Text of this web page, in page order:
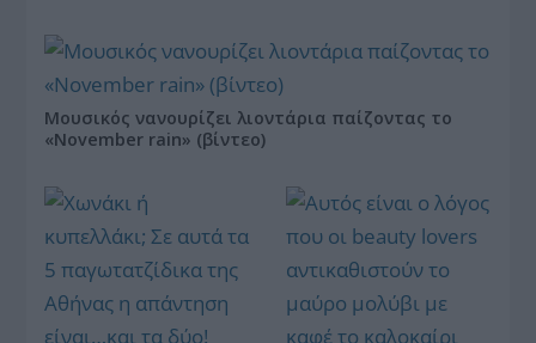
Μουσικός νανουρίζει λιοντάρια παίζοντας το
«November rain» (βίντεο)